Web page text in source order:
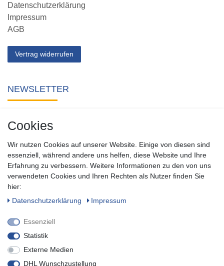
Datenschutzerklärung
Impressum
AGB
Vertrag widerrufen
NEWSLETTER
Sie keine Neuigkeit oder Aktion aus unserem Shop.
Zum Newsletter anmelden
SOCIAL
Cookies
Wir nutzen Cookies auf unserer Website. Einige von diesen sind
essenziell, während andere uns helfen, diese Website und Ihre
Erfahrung zu verbessern. Weitere Informationen zu den von uns
verwendeten Cookies und Ihren Rechten als Nutzer finden Sie
hier:
Daten­schutz­erklärung
Impressum
Essenziell
Statistik
Externe Medien
DHL Wunschzustellung